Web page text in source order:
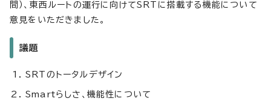
間）、東西ルートの運行に向けてSRTに搭載する機能について
意見をいただきました。
議題
SRTのトータルデザイン
Smartらしさ、機能性について